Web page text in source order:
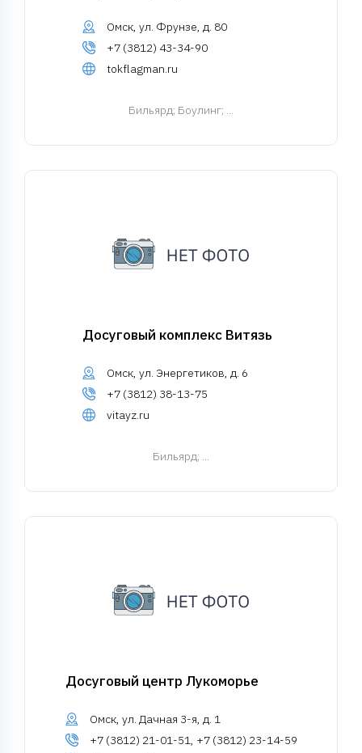
Омск, ул. Фрунзе, д. 80
+7 (3812) 43-34-90
tokflagman.ru
Бильярд; Боулинг; ...
Досуговый комплекс Витязь
Омск, ул. Энергетиков, д. 6
+7 (3812) 38-13-75
vitayz.ru
Бильярд; ...
Досуговый центр Лукоморье
Омск, ул. Дачная 3-я, д. 1
+7 (3812) 21-01-51, +7 (3812) 23-14-59